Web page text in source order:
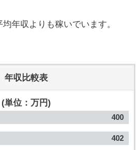
年収よりも稼いでいます。
年収比較表
(単位：万円)
400
402